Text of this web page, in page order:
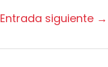
Entrada siguiente →